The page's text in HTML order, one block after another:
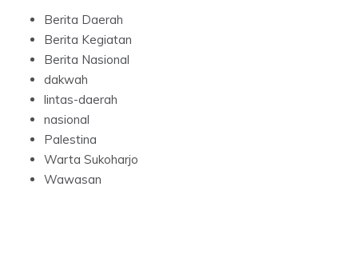
Berita Daerah
Berita Kegiatan
Berita Nasional
dakwah
lintas-daerah
nasional
Palestina
Warta Sukoharjo
Wawasan